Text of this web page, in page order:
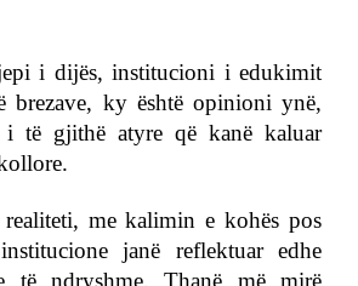
i dijës, institucioni i edukimit
brezave, ky është opinioni ynë,
i të gjithë atyre që kanë kaluar
me kalimin e kohës pos
janë reflektuar edhe
të ndryshme. Thanë më mirë